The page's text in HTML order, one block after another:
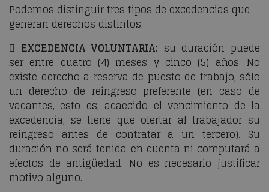
Podemos distinguir tres tipos de excedencias que
generan derechos distintos:
 EXCEDENCIA VOLUNTARIA: su duración puede
ser entre cuatro (4) meses y cinco (5) años. No
existe derecho a reserva de puesto de trabajo, sólo
un derecho de reingreso preferente (en caso de
vacantes, esto es, acaecido el vencimiento de la
excedencia, se tiene que ofertar al trabajador su
reingreso antes de contratar a un tercero). Su
duración no será tenida en cuenta ni computará a
efectos de antigüedad. No es necesario justificar
motivo alguno.